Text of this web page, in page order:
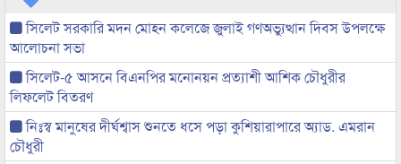
সিলেট সরকারি মদন মোহন কলেজে জুলাই গণঅভ্যুত্থান দিবস উপলক্ষে
আলোচনা সভা
সিলেট-৫ আসনে বিএনপির মনোনয়ন প্রত্যাশী আশিক চৌধুরীর
লিফলেট বিতরণ
নিঃস্ব মানুষের দীর্ঘশ্বাস শুনতে ধসে পড়া কুশিয়ারাপারে অ্যাড. এমরান
চৌধুরী